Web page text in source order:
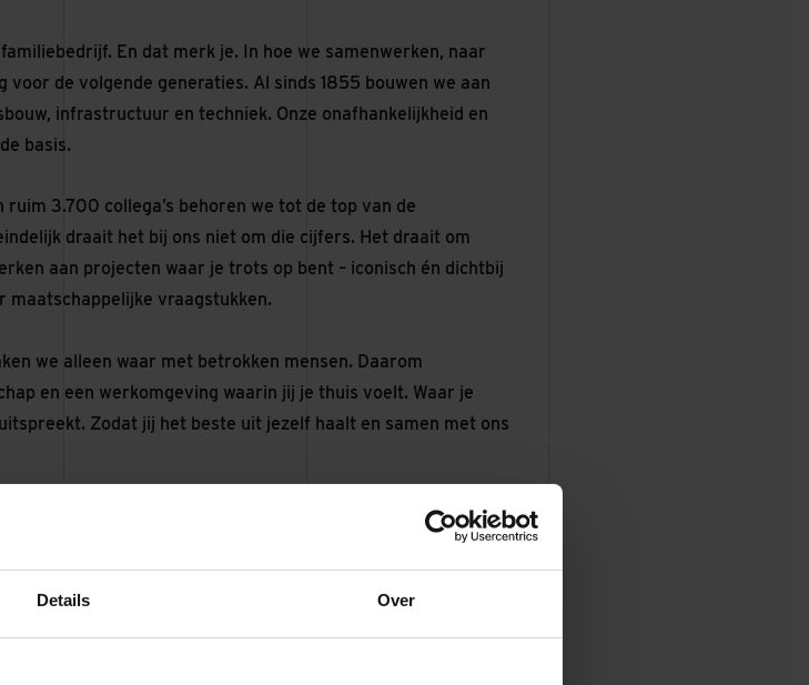
Details Over
En dat merk je. In hoe we samenwerken, naar
voor de volgende generaties. Al sinds 1855 bouwen we aan
infrastructuur en techniek. Onze onafhankelijkheid en
basis.
3.700 collega’s behoren we tot de top van de
draait het bij ons niet om die cijfers. Het draait om
aan projecten waar je trots op bent – iconisch én dichtbij
maatschappelijke vraagstukken.
we alleen waar met betrokken mensen. Daarom
en een werkomgeving waarin jij je thuis voelt. Waar je
Zodat jij het beste uit jezelf haalt en samen met ons
of vergelijkbaar).
rol, zoals projectmanager, ontwikkelaar of
gebouwde omgeving.